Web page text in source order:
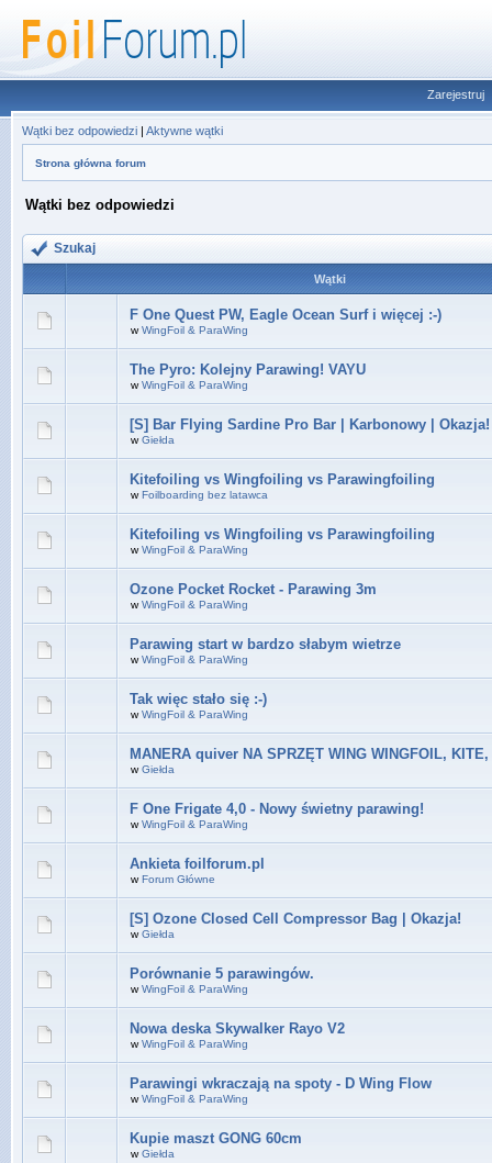
Zarejestruj
Wątki bez odpowiedzi | Aktywne wątki
Strona główna forum
Wątki bez odpowiedzi
Szukaj
Wątki
F One Quest PW, Eagle Ocean Surf i więcej :-)
wWingFoil & ParaWing
The Pyro: Kolejny Parawing! VAYU
wWingFoil & ParaWing
[S] Bar Flying Sardine Pro Bar | Karbonowy | Okazja!
wGiełda
Kitefoiling vs Wingfoiling vs Parawingfoiling
wFoilboarding bez latawca
Kitefoiling vs Wingfoiling vs Parawingfoiling
wWingFoil & ParaWing
Ozone Pocket Rocket - Parawing 3m
wWingFoil & ParaWing
Parawing start w bardzo słabym wietrze
wWingFoil & ParaWing
Tak więc stało się :-)
wWingFoil & ParaWing
MANERA quiver NA SPRZĘT WING WINGFOIL, KITE,
wGiełda
F One Frigate 4,0 - Nowy świetny parawing!
wWingFoil & ParaWing
Ankieta foilforum.pl
wForum Główne
[S] Ozone Closed Cell Compressor Bag | Okazja!
wGiełda
Porównanie 5 parawingów.
wWingFoil & ParaWing
Nowa deska Skywalker Rayo V2
wWingFoil & ParaWing
Parawingi wkraczają na spoty - D Wing Flow
wWingFoil & ParaWing
Kupie maszt GONG 60cm
wGiełda